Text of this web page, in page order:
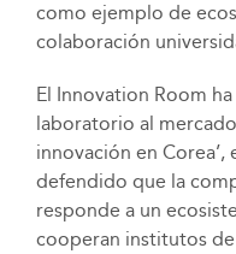
como ejemplo de
colaboración
El Innovation Room
laboratorio al
innovación en Corea’,
defendido que la
responde a un
cooperan institutos